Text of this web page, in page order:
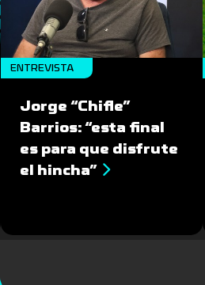
ENTREVISTA
Jorge “Chifle”
Barrios: “esta final
es para que disfrute
el hincha”